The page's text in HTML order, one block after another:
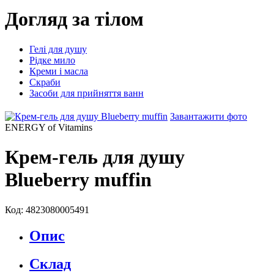
Догляд за тілом
Гелі для душу
Рідке мило
Креми і масла
Скраби
Засоби для прийняття ванн
Завантажити фото
ENERGY of Vitamins
Крем-гель для душу
Blueberry muffin
Код: 4823080005491
Опис
Склад